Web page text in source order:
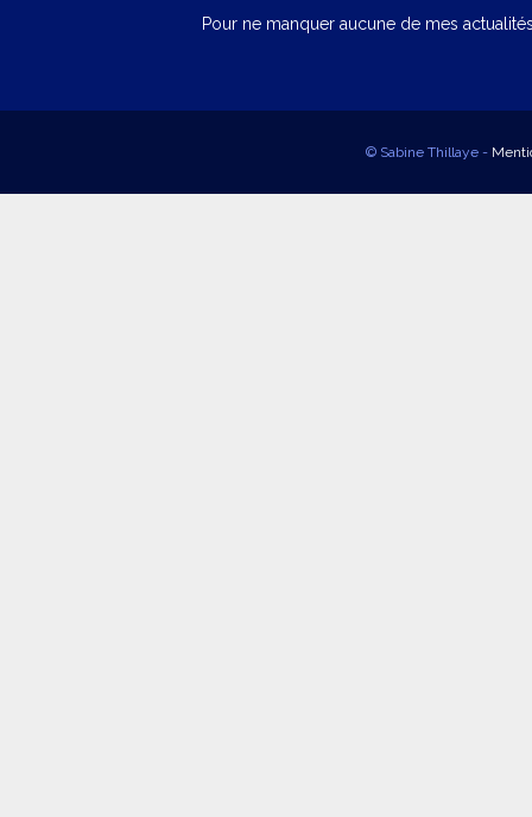
Pour ne manquer aucune de mes
© Sabine Thillaye -